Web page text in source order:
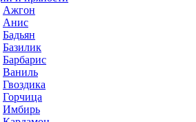
Ажгон
Анис
Бадьян
Базилик
Барбарис
Ваниль
Гвоздика
Горчица
Имбирь